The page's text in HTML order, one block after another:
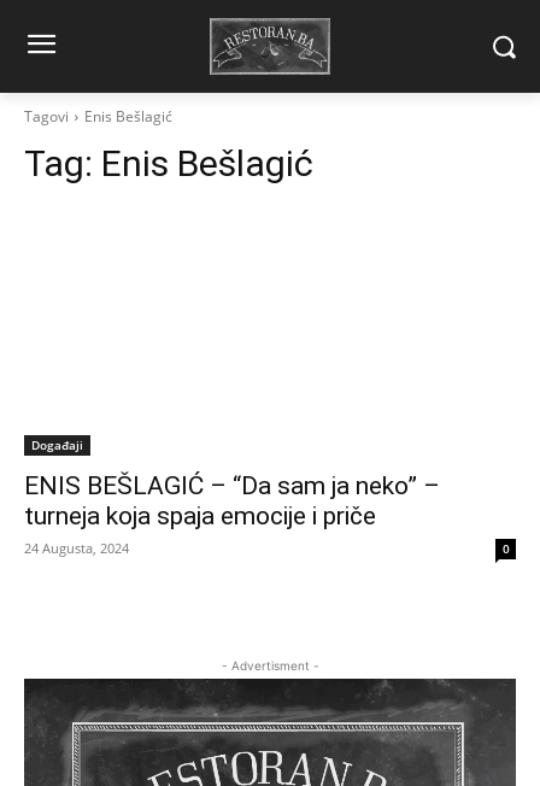
Tagovi Enis Bešlagić
Tag: Enis Bešlagić
Događaji
ENIS BEŠLAGIĆ – “Da sam ja neko” –
turneja koja spaja emocije i priče
24 Augusta, 2024 0
- Advertisment -